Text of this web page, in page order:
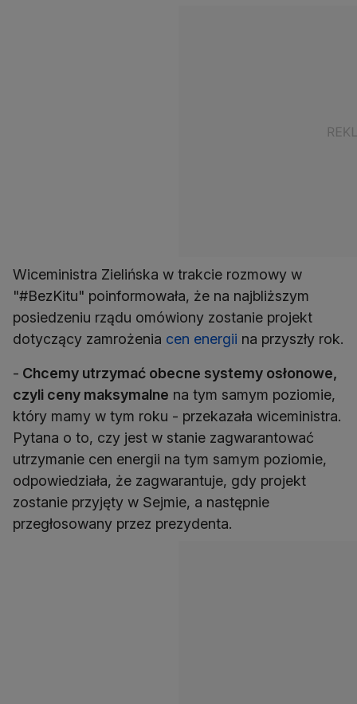
Wiceministra Zielińska w trakcie rozmowy w
"#BezKitu" poinformowała, że na najbliższym
posiedzeniu rządu omówiony zostanie projekt
dotyczący zamrożenia cen energii na przyszły rok.
- Chcemy utrzymać obecne systemy osłonowe,
czyli ceny maksymalne na tym samym poziomie,
który mamy w tym roku - przekazała wiceministra.
Pytana o to, czy jest w stanie zagwarantować
utrzymanie cen energii na tym samym poziomie,
odpowiedziała, że zagwarantuje, gdy projekt
zostanie przyjęty w Sejmie, a następnie
przegłosowany przez prezydenta.